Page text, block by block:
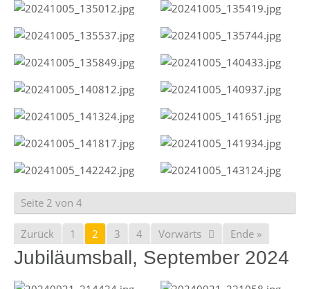
Seite 2 von 4
Zurück 1 2 3 4 Vorwärts Ende »
Jubiläumsball, September 2024